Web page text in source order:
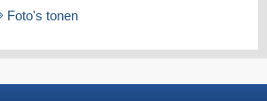
Foto's tonen